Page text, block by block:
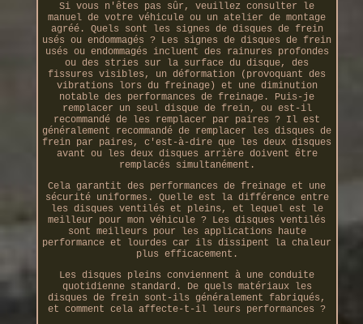
Si vous n'êtes pas sûr, veuillez consulter le
manuel de votre véhicule ou un atelier de montage
agréé. Quels sont les signes de disques de frein
usés ou endommagés ? Les signes de disques de frein
usés ou endommagés incluent des rainures profondes
ou des stries sur la surface du disque, des
fissures visibles, un déformation (provoquant des
vibrations lors du freinage) et une diminution
notable des performances de freinage. Puis-je
remplacer un seul disque de frein, ou est-il
recommandé de les remplacer par paires ? Il est
généralement recommandé de remplacer les disques de
frein par paires, c'est-à-dire que les deux disques
avant ou les deux disques arrière doivent être
remplacés simultanément.
Cela garantit des performances de freinage et une
sécurité uniformes. Quelle est la différence entre
les disques ventilés et pleins, et lequel est le
meilleur pour mon véhicule ? Les disques ventilés
sont meilleurs pour les applications haute
performance et lourdes car ils dissipent la chaleur
plus efficacement.
Les disques pleins conviennent à une conduite
quotidienne standard. De quels matériaux les
disques de frein sont-ils généralement fabriqués,
et comment cela affecte-t-il leurs performances ?